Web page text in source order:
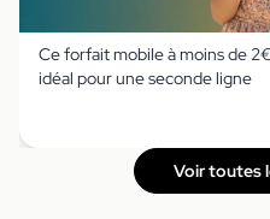
Ce forfait mobile à moins de
idéal pour une seconde ligne
Voir toutes